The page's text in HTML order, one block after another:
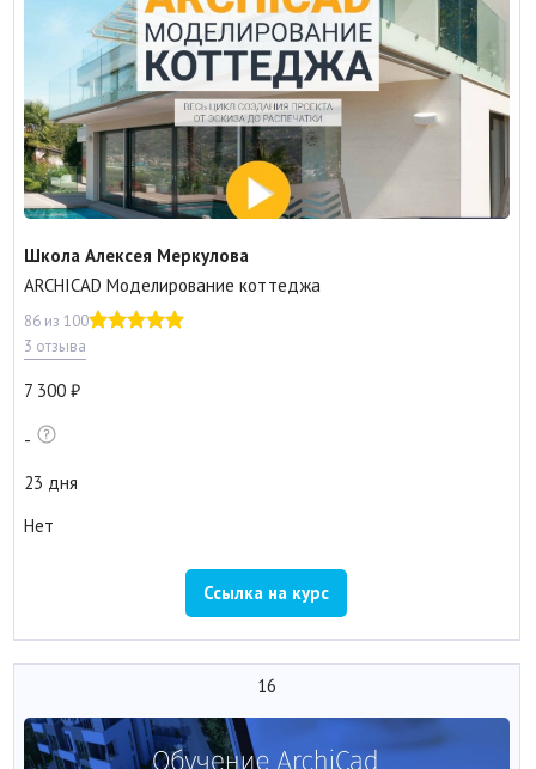
Школа Алексея Меркулова
ARCHICAD Моделирование коттеджа
86 из 100
3 отзыва
7 300
-
23 дня
Нет
Ссылка на курс
16